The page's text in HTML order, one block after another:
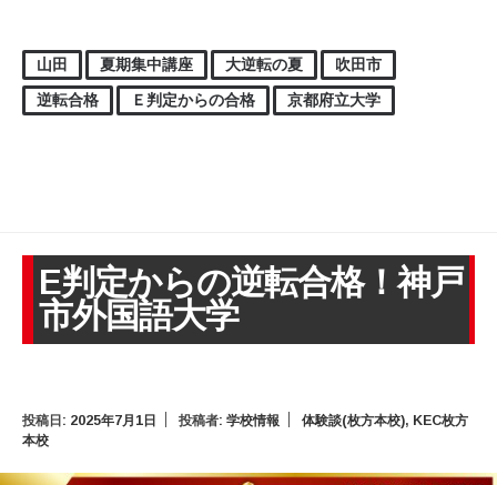
山田 夏期集中講座 大逆転の夏
吹田市
逆転合格
Ｅ判定からの合格 京都府立大学
E判定からの逆転合格！神戸
市外国語大学
投稿日: 2025年7月1日 投稿者: 学校情報 体験談(枚方本校), KEC枚方
本校